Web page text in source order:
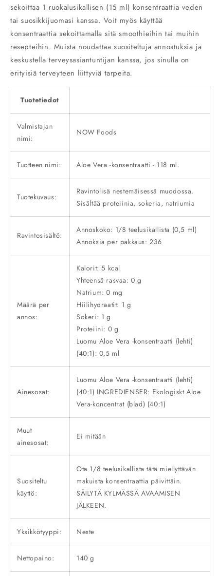
sekoittaa 1 ruokalusikallisen (15 ml) konsentraattia veden
tai suosikkijuomasi kanssa. Voit myös käyttää
konsentraattia sekoittamalla sitä smoothieihin tai muihin
resepteihin. Muista noudattaa suositeltuja annostuksia ja
keskustella terveysasiantuntijan kanssa, jos sinulla on
erityisiä terveyteen liittyviä tarpeita.
Tuotetiedot
Valmistajan
nimi:
NOW Foods
Tuotteen nimi: Aloe Vera -konsentraatti - 118 ml.
Tuotekuvaus:
Ravintolisä nestemäisessä muodossa.
Sisältää proteiinia, sokeria, natriumia
Ravintosisältö:
Annoskoko: 1/8 teelusikallista (0,5 ml)
Annoksia per pakkaus: 236
Määrä per
annos:
Kalorit: 5 kcal
Yhteensä rasvaa: 0 g
Natrium: 0 mg
Hiilihydraatit: 1 g
Sokeri: 1 g
Proteiini: 0 g
Luomu Aloe Vera -konsentraatti (lehti)
(40:1): 0,5 ml
Ainesosat:
Luomu Aloe Vera -konsentraatti (lehti)
(40:1) INGREDIENSER: Ekologiskt Aloe
Vera-koncentrat (blad) (40:1)
Muut
ainesosat:
Ei mitään
Suositeltu
käyttö:
Ota 1/8 teelusikallista tätä miellyttävän
makuista konsentraattia päivittäin.
SÄILYTÄ KYLMÄSSÄ AVAAMISEN
JÄLKEEN.
Yksikkötyyppi: Neste
Nettopaino: 140 g